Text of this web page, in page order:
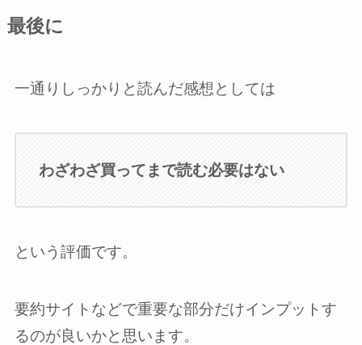
最後に
一通りしっかりと読んだ感想としては
わざわざ買ってまで読む必要はない
という評価です。
要約サイトなどで重要な部分だけインプットす
るのが良いかと思います。